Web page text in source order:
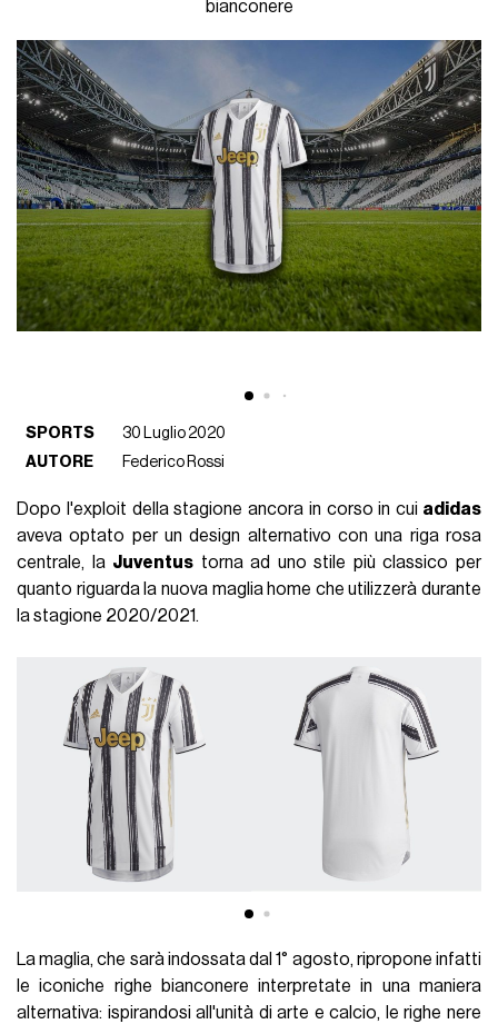
bianconere
SPORTS
30 Luglio 2020
AUTORE
Federico Rossi
Dopo l'exploit della stagione ancora in corso in cui adidas
aveva optato per un design alternativo con una riga rosa
centrale, la Juventus torna ad uno stile più classico per
quanto riguarda la nuova maglia home che utilizzerà durante
la stagione 2020/2021.
La maglia, che sarà indossata dal 1° agosto, ripropone infatti
le iconiche righe bianconere interpretate in una maniera
alternativa: ispirandosi all'unità di arte e calcio, le righe nere